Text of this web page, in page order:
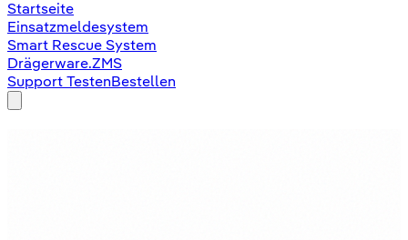
Startseite
Einsatzmeldesystem
Smart Rescue System
Drägerware.ZMS
Support TestenBestellen